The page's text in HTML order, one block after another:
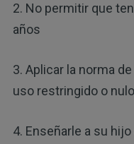
2. No permitir que
años
3. Aplicar la norma
uso restringido o
4. Enseñarle a su